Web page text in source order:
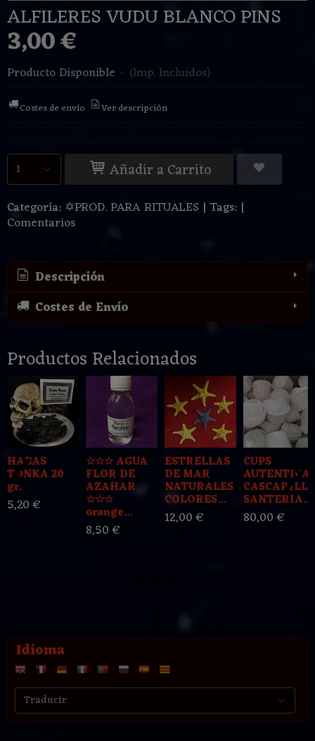
Idioma
ALFILERES VUDU BLANCO PINS
3,00 €
Producto Disponible - (Imp. Incluidos)
Costes de envío Ver descripción
Añadir a Carrito
Categoría: ✡PROD. PARA RITUALES | Tags: |
Comentarios
Descripción
Costes de Envío
Productos Relacionados
HABAS
TONKA 20
gr.
5,20 €
☆☆☆ AGUA
FLOR DE
AZAHAR
☆☆☆
orange...
8,50 €
ESTRELLAS
DE MAR
NATURALES
COLORES...
12,00 €
CUPS
AUTENTICA
SANTERIA...
80,00 €